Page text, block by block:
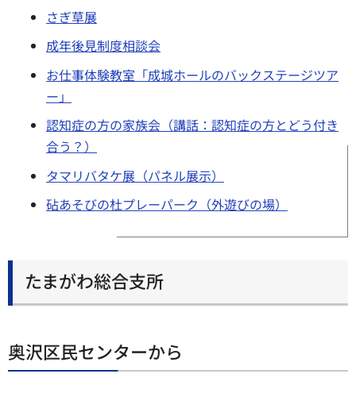
さぎ草展
成年後見制度相談会
お仕事体験教室「成城ホールのバックステージツア
ー」
認知症の方の家族会（講話：認知症の方とどう付き
合う？）
タマリバタケ展（パネル展示）
砧あそびの杜プレーパーク（外遊びの場）
たまがわ総合支所
奥沢区民センターから